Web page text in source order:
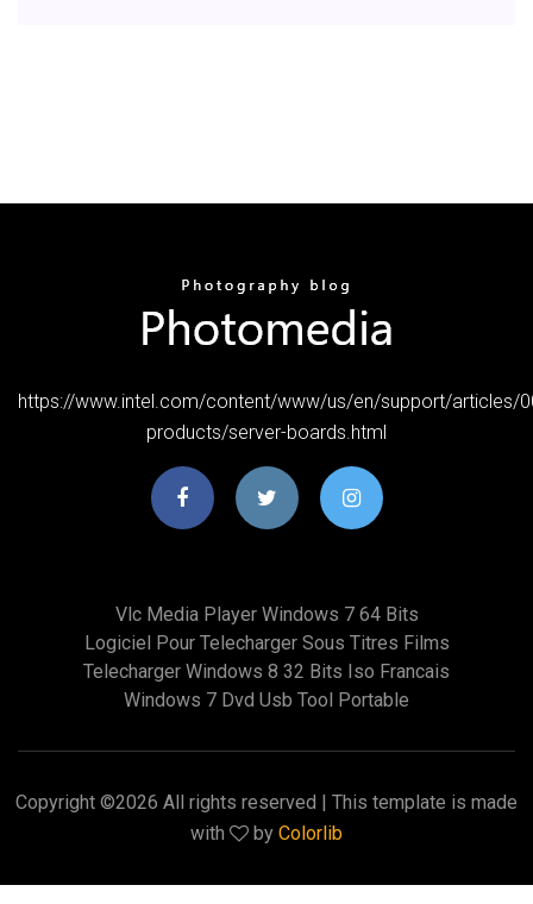
https://www.intel.com/content/www/us/en/support/articles/
products/server-boards.html
Vlc Media Player Windows 7 64 Bits
Logiciel Pour Telecharger Sous Titres Films
Telecharger Windows 8 32 Bits Iso Francais
Windows 7 Dvd Usb Tool Portable
Copyright ©2026 All rights reserved | This template is made
with
by Colorlib